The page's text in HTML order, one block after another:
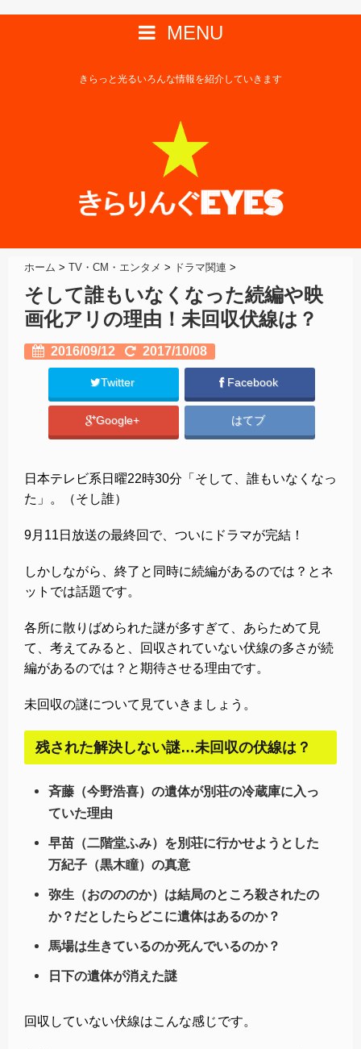
MENU
きらっと光るいろんな情報を紹介していきます
ホーム > TV・CM・エンタメ > ドラマ関連 >
そして誰もいなくなった続編や映
画化アリの理由！未回収伏線は？
2016/09/12 2017/10/08
Twitter Facebook
Google+ はてブ
日本テレビ系日曜22時30分「そして、誰もいなくなっ
た」。（そし誰）
9月11日放送の最終回で、ついにドラマが完結！
しかしながら、終了と同時に続編があるのでは？とネ
ットでは話題です。
各所に散りばめられた謎が多すぎて、あらためて見
て、考えてみると、回収されていない伏線の多さが続
編があるのでは？と期待させる理由です。
未回収の謎について見ていきましょう。
残された解決しない謎…未回収の伏線は？
斉藤（今野浩喜）の遺体が別荘の冷蔵庫に入っ
ていた理由
早苗（二階堂ふみ）を別荘に行かせようとした
万紀子（黒木瞳）の真意
弥生（おのののか）は結局のところ殺されたの
か？だとしたらどこに遺体はあるのか？
馬場は生きているのか死んでいるのか？
日下の遺体が消えた謎
回収していない伏線はこんな感じです。